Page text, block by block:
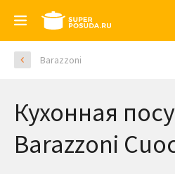
Barazzoni
Кухонная
Barazzoni